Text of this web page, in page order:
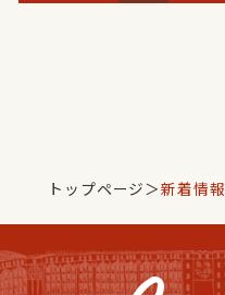
トップページ＞新着情報